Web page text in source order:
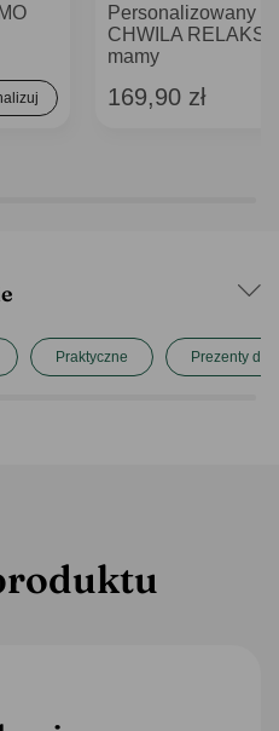
Personalizowany
CHWILA
mamy
169,90 zł
Praktyczne Prezenty dla